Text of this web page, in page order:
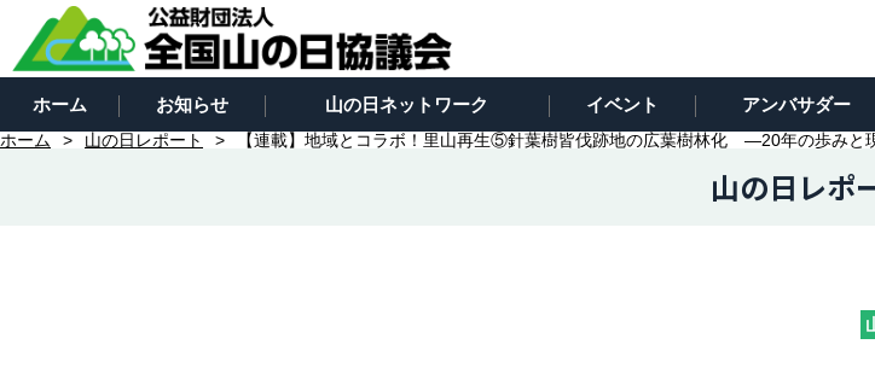
ホーム お知らせ 山の日ネットワーク イベント アンバサダー
ホーム 山の日レポート 【連載】地域とコラボ！里山再生⑤針葉樹皆伐跡地の広葉樹林化 ―20年の歩みと
山の日レポ